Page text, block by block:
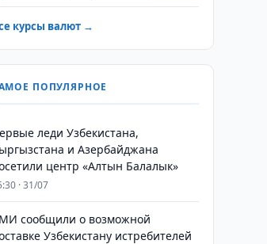
курсы валют →
ПОПУЛЯРНОЕ
леди Узбекистана,
и Азербайджана
центр «Алтын Балалык»
· 31/07
сообщили о возможной
Узбекистану истребителей